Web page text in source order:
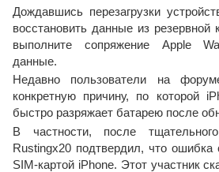
Дождавшись перезагрузки
восстановить данные из резервной
выполните сопряжение Apple
данные.
Недавно пользователи на
конкретную причину, по которой
быстро разряжает батарею после
В частности, после
Rustingx20 подтвердил, что ошибка
SIM-картой iPhone. Этот участник